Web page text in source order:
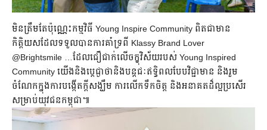
មិនត្រឹមតែប៉ុណ្ណ្ណេះកម្មវិធី Young Inspire Community ពិតជាមាន
កិត្តិយសដែលទទួលបានការគាំទ្រពី Klassy Brand Lover
@Brightsmile …ដែលជឿជាក់លើចក្ខុវិស័យរបស់ Young Inspired
Community យើងនិងប្តេជ្ងាថានិងបន្តជៈឥទ្ធិពលបែបវិជ្ជាមាន និងរួម
ចំណែកក្នុងការបង្កើតក្តីសង្ឃឹម ការលើកទឹកចិត្ត និងអនាគតដ៏ល្អប្រសើរ
សម្រាប់យុវជនកម្ពុជា៕